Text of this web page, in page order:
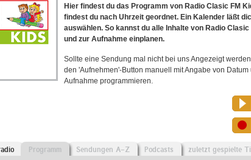
Hier findest du das Programm von Radio Clasic FM
findest du nach Uhrzeit geordnet. Ein Kalender läßt
auswählen. So kannst du alle Inhalte von Radio
und zur Aufnahme einplanen.
Sollte eine Sendung mal nicht bei uns Angezeigt
den 'Aufnehmen'-Button manuell mit Angabe von
Aufnahme programmieren.
Programm Sendungen A-Z Podcasts zuletzt gespielte